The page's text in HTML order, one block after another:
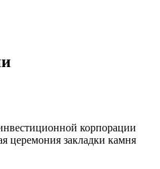
корпорации
церемония закладки камня